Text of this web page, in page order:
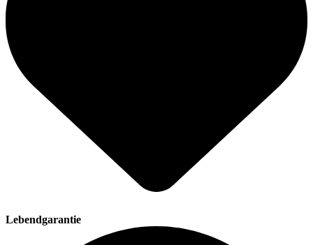
Lebendgarantie